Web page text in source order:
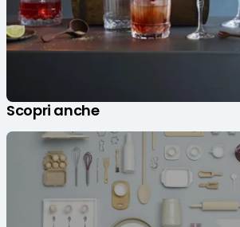
Scopri anche